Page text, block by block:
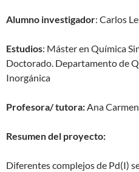
Alumno investigador: Carlos
Estudios: Máster en Química
Doctorado. Departamento de
Inorgánica
Profesora/ tutora:Ana
Resumen del proyecto:
Diferentes complejos de Pd(I)